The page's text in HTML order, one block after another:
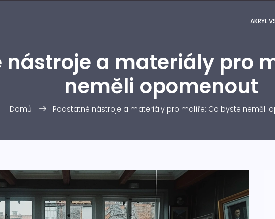
AKRYL
nástroje a materiály pro
neměli opomenout
Domů Podstatné nástroje a materiály pro malíře: Co byste neměli